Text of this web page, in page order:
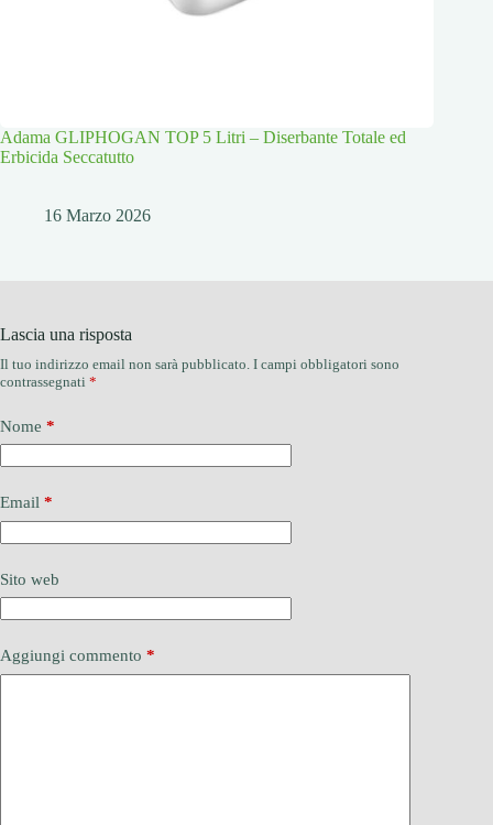
Adama GLIPHOGAN TOP 5 Litri – Diserbante Totale ed
Erbicida Seccatutto
16 Marzo 2026
Lascia una risposta
Il tuo indirizzo email non sarà pubblicato. I campi obbligatori sono
contrassegnati *
Nome *
Email *
Sito web
Aggiungi commento *